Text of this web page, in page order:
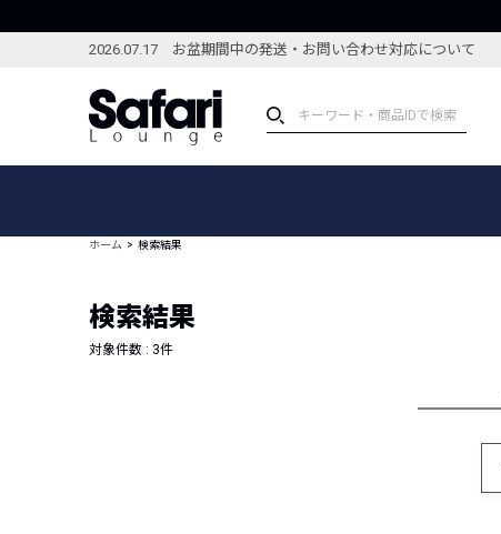
2026.07.17 お盆期間中の発送・お問い合わせ対応について
ブランドから探す
新着アイテム
編集部のおすすめアイテム
ホーム 検索結果
検索結果
対象件数 : 3件